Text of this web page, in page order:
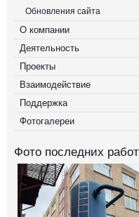
Обновления сайта
О компании
Деятельность
Проекты
Взаимодействие
Поддержка
Фотогалереи
Фото последних работ